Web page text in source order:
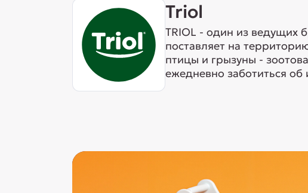
Triol
TRIOL - один из ведущих
поставляет на
птицы и грызуны -
ежедневно заботиться